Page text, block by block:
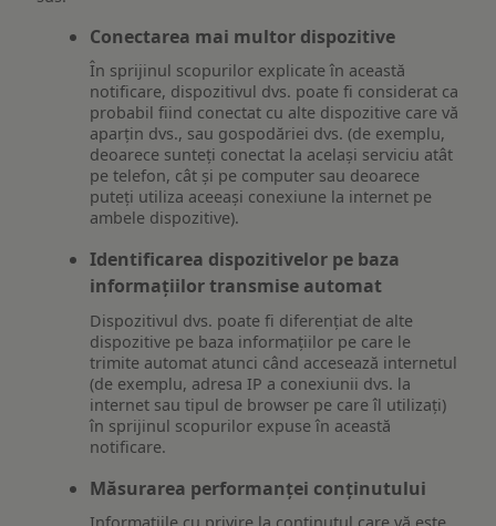
Conectarea mai multor dispozitive
În sprijinul scopurilor explicate în această
notificare, dispozitivul dvs. poate fi considerat ca
probabil fiind conectat cu alte dispozitive care vă
aparțin dvs., sau gospodăriei dvs. (de exemplu,
deoarece sunteți conectat la același serviciu atât
pe telefon, cât și pe computer sau deoarece
puteți utiliza aceeași conexiune la internet pe
ambele dispozitive).
Identificarea dispozitivelor pe baza
informațiilor transmise automat
Dispozitivul dvs. poate fi diferențiat de alte
dispozitive pe baza informațiilor pe care le
trimite automat atunci când accesează internetul
(de exemplu, adresa IP a conexiunii dvs. la
internet sau tipul de browser pe care îl utilizați)
în sprijinul scopurilor expuse în această
notificare.
Măsurarea performanței conținutului